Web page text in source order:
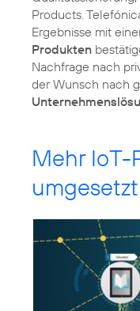
Products.
Ergebnisse mit
Produkten
Nachfrage nach
der Wunsch nach
Mehr IoT-
umgesetzt